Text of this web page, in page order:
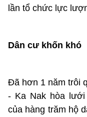
lần tổ chức lực
Dân cư khốn khó
Đã hơn 1 năm trôi
- Ka Nak hòa
của hàng trăm hộ